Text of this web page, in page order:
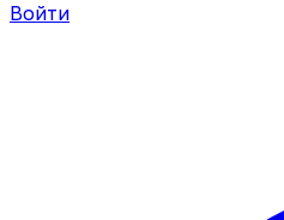
Войти